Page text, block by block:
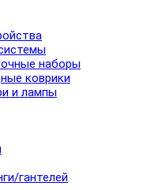
наборы
коврики
и лампы
гантелей